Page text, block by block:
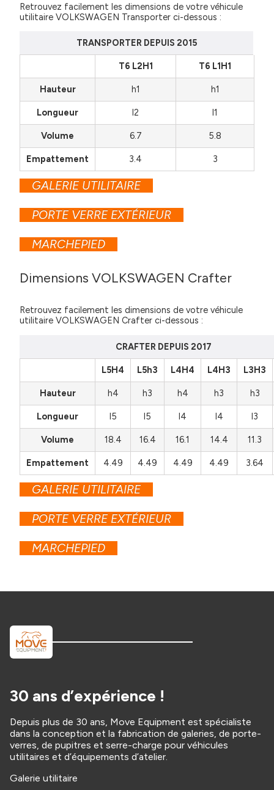
Retrouvez facilement les dimensions de votre véhicule
utilitaire VOLKSWAGEN Transporter ci-dessous :
TRANSPORTER DEPUIS 2015
T6 L2H1 T6 L1H1
Hauteur h1 h1
Longueur l2 l1
Volume 6.7 5.8
Empattement 3.4 3
GALERIE UTILITAIRE
PORTE VERRE EXTÉRIEUR
MARCHEPIED
Dimensions VOLKSWAGEN Crafter
Retrouvez facilement les dimensions de votre véhicule
utilitaire VOLKSWAGEN Crafter ci-dessous :
CRAFTER DEPUIS 2017
L5H4 L5h3 L4H4 L4H3 L3H3
Hauteur h4 h3 h4 h3 h3
Longueur l5 l5 l4 l4 l3
Volume 18.4 16.4 16.1 14.4 11.3
Empattement 4.49 4.49 4.49 4.49 3.64
GALERIE UTILITAIRE
PORTE VERRE EXTÉRIEUR
MARCHEPIED
30 ans d’expérience !
Depuis plus de 30 ans, Move Equipment est spécialiste
dans la conception et la fabrication de galeries, de porte-
verres, de pupitres et serre-charge pour véhicules
utilitaires et d’équipements d’atelier.
Galerie utilitaire